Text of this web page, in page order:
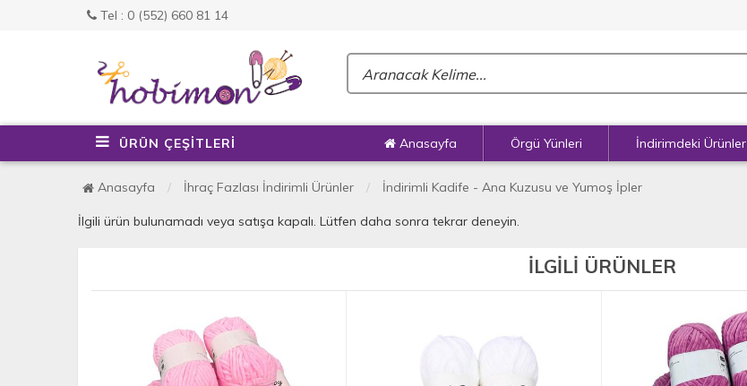
Tel : 0 (552) 660 81 14
ÜRÜN ÇEŞİTLERİ Anasayfa Örgü Yünleri İndirimdeki Ürünler
Anasayfa İhraç Fazlası İndirimli Ürünler İndirimli Kadife - Ana Kuzusu ve Yumoş İpler
İlgili ürün bulunamadı veya satışa kapalı. Lütfen daha sonra tekrar deneyin.
İLGİLİ ÜRÜNLER